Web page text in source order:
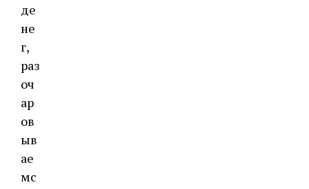
де
не
г,
раз
оч
ар
ов
ыв
ае
мс